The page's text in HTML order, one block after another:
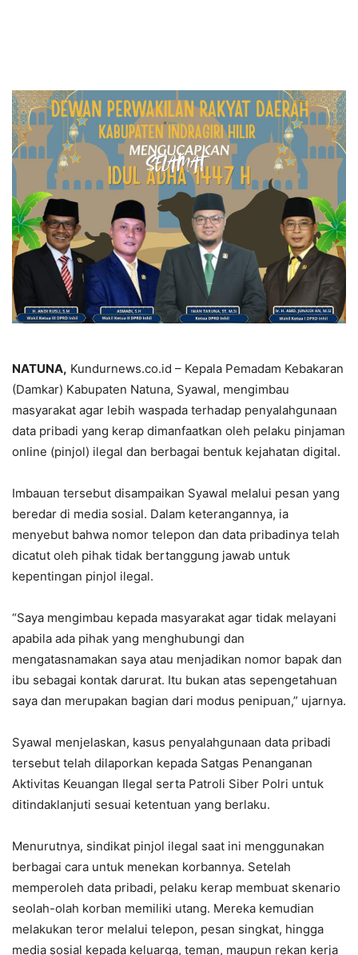
NATUNA, Kundurnews.co.id – Kepala Pemadam Kebakaran
(Damkar) Kabupaten Natuna, Syawal, mengimbau
masyarakat agar lebih waspada terhadap penyalahgunaan
data pribadi yang kerap dimanfaatkan oleh pelaku pinjaman
online (pinjol) ilegal dan berbagai bentuk kejahatan digital.
Imbauan tersebut disampaikan Syawal melalui pesan yang
beredar di media sosial. Dalam keterangannya, ia
menyebut bahwa nomor telepon dan data pribadinya telah
dicatut oleh pihak tidak bertanggung jawab untuk
kepentingan pinjol ilegal.
“Saya mengimbau kepada masyarakat agar tidak melayani
apabila ada pihak yang menghubungi dan
mengatasnamakan saya atau menjadikan nomor bapak dan
ibu sebagai kontak darurat. Itu bukan atas sepengetahuan
saya dan merupakan bagian dari modus penipuan,” ujarnya.
Syawal menjelaskan, kasus penyalahgunaan data pribadi
tersebut telah dilaporkan kepada Satgas Penanganan
Aktivitas Keuangan Ilegal serta Patroli Siber Polri untuk
ditindaklanjuti sesuai ketentuan yang berlaku.
Menurutnya, sindikat pinjol ilegal saat ini menggunakan
berbagai cara untuk menekan korbannya. Setelah
memperoleh data pribadi, pelaku kerap membuat skenario
seolah-olah korban memiliki utang. Mereka kemudian
melakukan teror melalui telepon, pesan singkat, hingga
media sosial kepada keluarga, teman, maupun rekan kerja